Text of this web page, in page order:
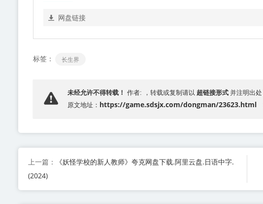
网盘链接
标签： 长生界
未经允许不得转载！ 作者: ，转载或复制请以 超链接形式 并注明出处
原文地址： https://game.sdsjx.com/dongman/23623.html
上一篇：
《妖怪学校的新人教师》夸克网盘下载.阿里云盘.日语中字.
(2024)